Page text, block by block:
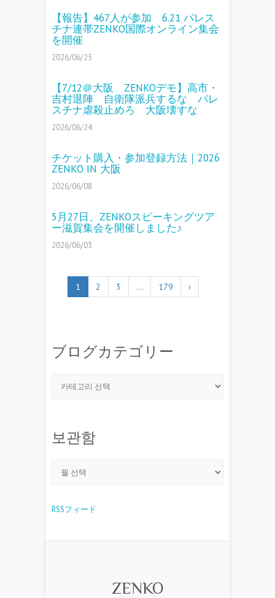
【報告】467人が参加 6.21 パレス
チナ連帯ZENKO国際オンライン集会
を開催
2026/06/25
【7/12＠大阪 ZENKOデモ】高市・
吉村退陣 自衛隊派兵するな パレ
スチナ虐殺止めろ 大阪壊すな
2026/06/24
チケット購入・参加登録方法｜2026
ZENKO IN 大阪
2026/06/08
5月27日、ZENKOスピーキングツア
ー滋賀集会を開催しました♪
2026/06/03
1 2 3 … 179 ›
ブログカテゴリー
보관함
RSSフィード
ZENKO